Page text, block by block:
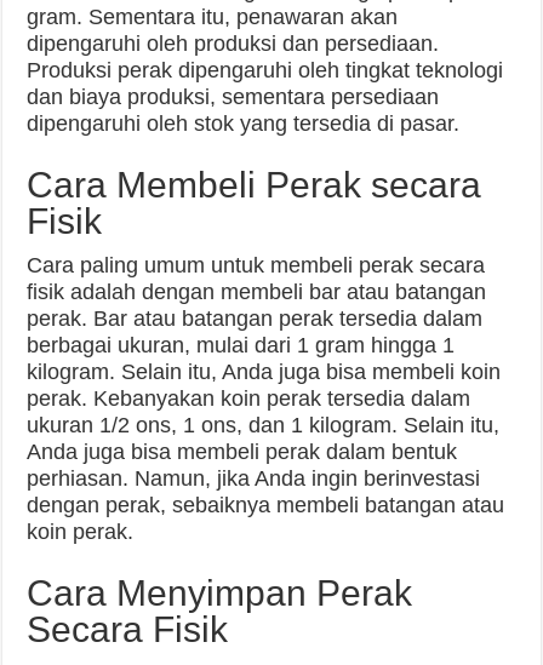
gram. Sementara itu, penawaran akan
dipengaruhi oleh produksi dan persediaan.
Produksi perak dipengaruhi oleh tingkat teknologi
dan biaya produksi, sementara persediaan
dipengaruhi oleh stok yang tersedia di pasar.
Cara Membeli Perak secara
Fisik
Cara paling umum untuk membeli perak secara
fisik adalah dengan membeli bar atau batangan
perak. Bar atau batangan perak tersedia dalam
berbagai ukuran, mulai dari 1 gram hingga 1
kilogram. Selain itu, Anda juga bisa membeli koin
perak. Kebanyakan koin perak tersedia dalam
ukuran 1/2 ons, 1 ons, dan 1 kilogram. Selain itu,
Anda juga bisa membeli perak dalam bentuk
perhiasan. Namun, jika Anda ingin berinvestasi
dengan perak, sebaiknya membeli batangan atau
koin perak.
Cara Menyimpan Perak
Secara Fisik